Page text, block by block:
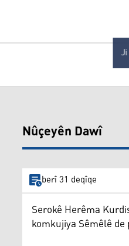
Nûçeyên Dawî
berî 31 deqîqe
Serokê Herêma
komkujiya Sêmêlê